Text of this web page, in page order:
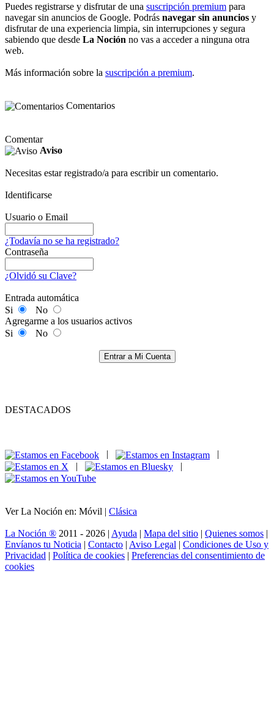
Puedes registrarse y disfrutar de una suscripción premium para
navegar sin anuncios de Google. Podrás navegar sin anuncios y
disfrutar de una experiencia limpia, sin interrupciones y segura
sabiendo que desde La Noción no vas a acceder a ninguna otra
web.
Más información sobre la suscripción a premium.
Comentarios
Comentar
Aviso
Necesitas estar registrado/a para escribir un comentario.
Identificarse
Usuario o Email
¿Todavía no se ha registrado?
Contraseña
¿Olvidó su Clave?
Entrada automática
Si
No
Agregarme a los usuarios activos
Si
No
Entrar a Mi Cuenta
DESTACADOS
|
|
Ver La Noción en: Móvil | Clásica
La Noción ® 2011 - 2026 | Ayuda | Mapa del sitio | Quienes somos |
Envíanos tu Noticia | Contacto | Aviso Legal | Condiciones de Uso y
Privacidad | Política de cookies | Preferencias del consentimiento de
cookies